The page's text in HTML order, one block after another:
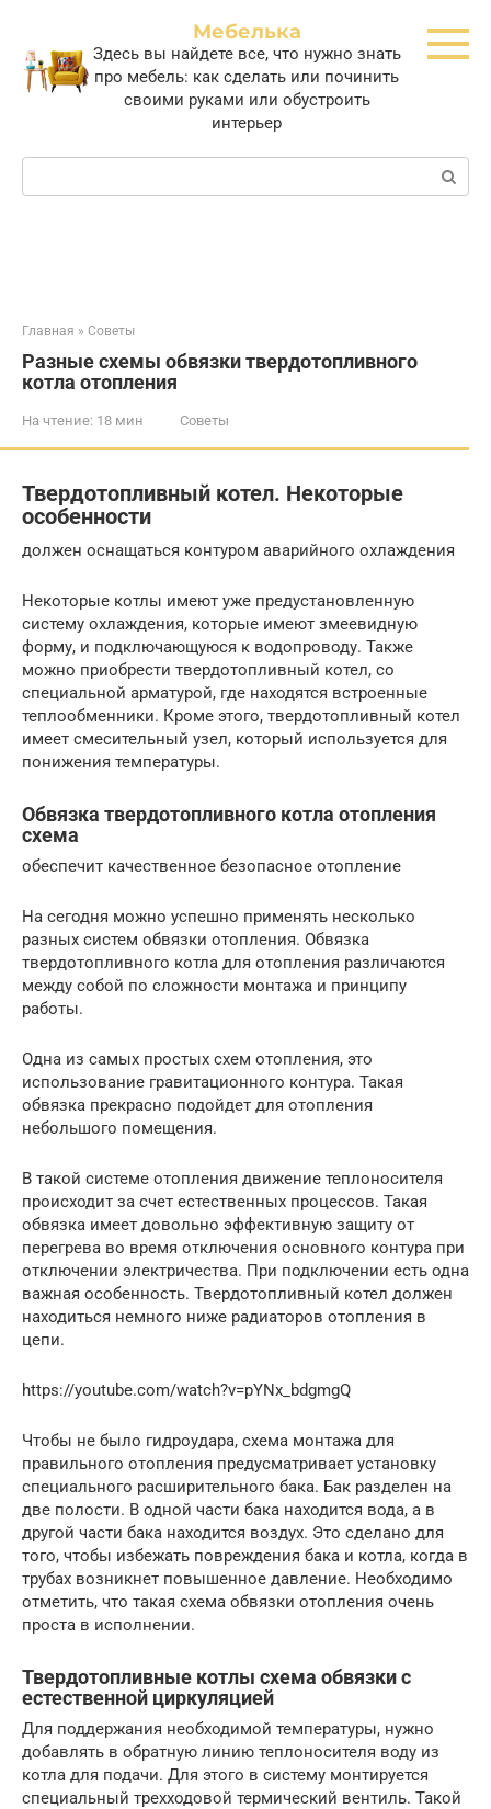
контенту
Мебелька
Здесь вы найдете все, что нужно знать
про мебель: как сделать или починить
своими руками или обустроить
интерьер
Поиск:
Главная » Советы
Разные схемы обвязки твердотопливного
котла отопления
На чтение: 18 мин Советы
Твердотопливный котел. Некоторые
особенности
должен оснащаться контуром аварийного охлаждения
Некоторые котлы имеют уже предустановленную
систему охлаждения, которые имеют змеевидную
форму, и подключающуюся к водопроводу. Также
можно приобрести твердотопливный котел, со
специальной арматурой, где находятся встроенные
теплообменники. Кроме этого, твердотопливный котел
имеет смесительный узел, который используется для
понижения температуры.
Обвязка твердотопливного котла отопления
схема
обеспечит качественное безопасное отопление
На сегодня можно успешно применять несколько
разных систем обвязки отопления. Обвязка
твердотопливного котла для отопления различаются
между собой по сложности монтажа и принципу
работы.
Одна из самых простых схем отопления, это
использование гравитационного контура. Такая
обвязка прекрасно подойдет для отопления
небольшого помещения.
В такой системе отопления движение теплоносителя
происходит за счет естественных процессов. Такая
обвязка имеет довольно эффективную защиту от
перегрева во время отключения основного контура при
отключении электричества. При подключении есть одна
важная особенность. Твердотопливный котел должен
находиться немного ниже радиаторов отопления в
цепи.
https://youtube.com/watch?v=pYNx_bdgmgQ
Чтобы не было гидроудара, схема монтажа для
правильного отопления предусматривает установку
специального расширительного бака. Бак разделен на
две полости. В одной части бака находится вода, а в
другой части бака находится воздух. Это сделано для
того, чтобы избежать повреждения бака и котла, когда в
трубах возникнет повышенное давление. Необходимо
отметить, что такая схема обвязки отопления очень
проста в исполнении.
Твердотопливные котлы схема обвязки с
естественной циркуляцией
Для поддержания необходимой температуры, нужно
добавлять в обратную линию теплоносителя воду из
котла для подачи. Для этого в систему монтируется
специальный трехходовой термический вентиль. Такой